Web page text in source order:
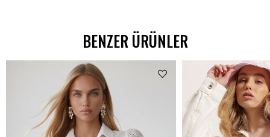
BENZER ÜRÜNLER